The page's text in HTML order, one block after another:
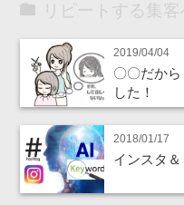
リピートする集
2019/04/04
〇〇だか
した！
2018/01/17
インスタ